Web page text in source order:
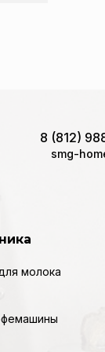
8 (812)
smg-
молока